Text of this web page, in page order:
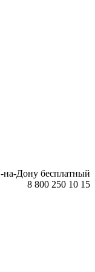
на-Дону бесплатный
8 800 250 10 15